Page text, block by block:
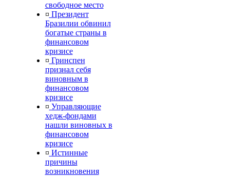
свободное место
¤ Президент
Бразилии обвинил
богатые страны в
финансовом
кризисе
¤ Гринспен
признал себя
виновным в
финансовом
кризисе
¤ Управляющие
хедж-фондами
нашли виновных в
финансовом
кризисе
¤ Истинные
причины
возникновения